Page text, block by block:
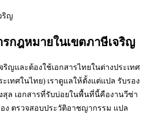
ริญ
รกฎหมายในเขตภาษีเจริญ
ญและต้องใช้เอกสารไทยในต่างประเทศ
เทศในไทย) เราดูแลให้ตั้งแต่แปล รับรอง
สุล เอกสารที่รับบ่อยในพื้นที่นี้คืองานวีซ่า
อง ตรวจสอบประวัติอาชญากรรม แปล